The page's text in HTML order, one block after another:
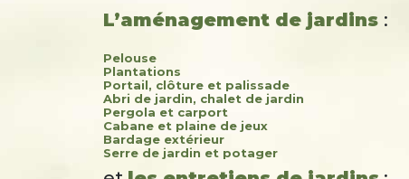
L’aménagement de jardins :
Pelouse
Plantations
Portail, clôture et palissade
Abri de jardin, chalet de jardin
Pergola et carport
Cabane et plaine de jeux
Bardage extérieur
Serre de jardin et potager